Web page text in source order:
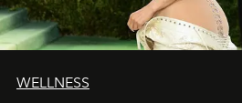
WELLNESS